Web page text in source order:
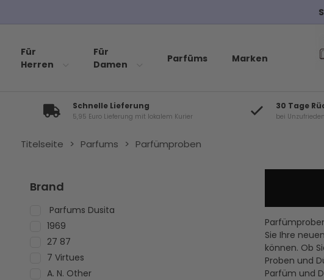
Für
Herren
Für
Damen
Parfüms Marken
Schnelle Lieferung
5,95 Euro Lieferung mit lokalem Kurier
30 Tage
bei
Titelseite > Parfums > Parfümproben
Brand
Parfums Dusita
1969
27 87
7 Virtues
A. N. Other
Sie Ihre
können. Ob
Proben und
Parfüm und